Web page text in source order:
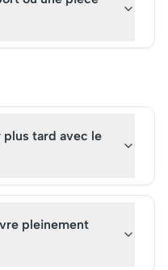
tard avec le
pleinement